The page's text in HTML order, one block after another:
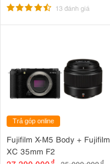
13 đánh giá
Trả góp online
Fujifilm X-M5 Body + Fujifilm
XC 35mm F2
đ đ